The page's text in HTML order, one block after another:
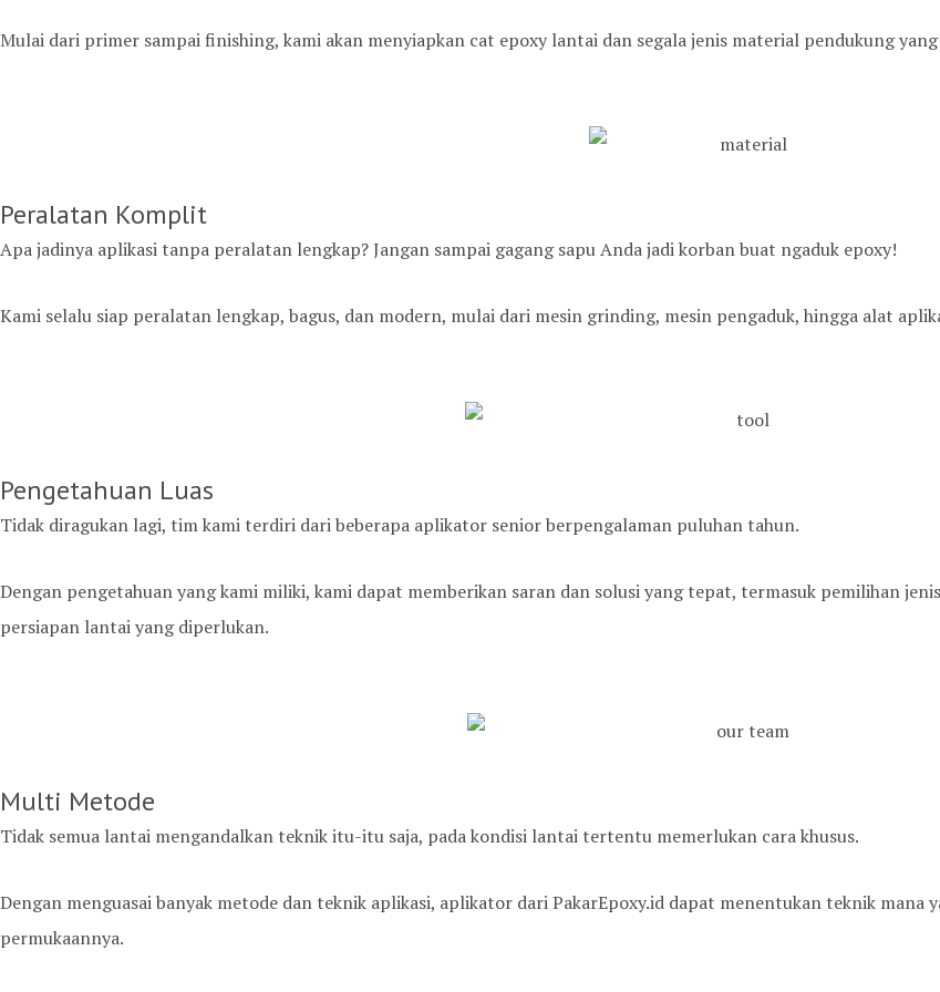
Mulai dari primer sampai finishing, kami akan menyiapkan cat epoxy lantai dan segala jenis material pendukung
Peralatan Komplit
Apa jadinya aplikasi tanpa peralatan lengkap? Jangan sampai gagang sapu Anda jadi korban buat ngaduk epoxy!
Kami selalu siap peralatan lengkap, bagus, dan modern, mulai dari mesin grinding, mesin pengaduk, hingga alat
Pengetahuan Luas
Tidak diragukan lagi, tim kami terdiri dari beberapa aplikator senior berpengalaman puluhan tahun.
Dengan pengetahuan yang kami miliki, kami dapat memberikan saran dan solusi yang tepat, termasuk pemilihan
persiapan lantai yang diperlukan.
Multi Metode
Tidak semua lantai mengandalkan teknik itu-itu saja, pada kondisi lantai tertentu memerlukan cara khusus.
Dengan menguasai banyak metode dan teknik aplikasi, aplikator dari PakarEpoxy.id dapat menentukan teknik
permukaannya.